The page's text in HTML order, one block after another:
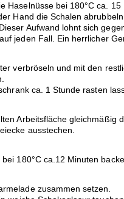
Haselnüsse bei 180°C ca.
Hand die Schalen
Aufwand lohnt sich
jeden Fall. Ein herrlicher
verbröseln und mit den
ca. 1 Stunde rasten
Arbeitsfläche gleichmäßig
ausstechen.
180°C ca.12 Minuten
zusammen setzen.